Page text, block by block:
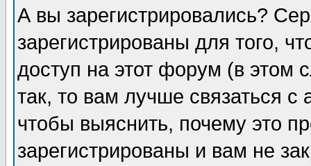
А вы зарегистрировались?
зарегистрированы для того,
доступ на этот форум (в этом
так, то вам лучше связаться
чтобы выяснить, почему это
зарегистрированы и вам не